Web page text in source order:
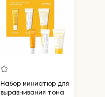
Набор миниатюр для
выравнивания тона